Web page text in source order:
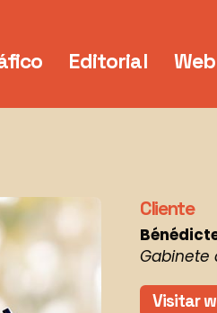
Editorial Web
Cliente
Gabinete
Visitar